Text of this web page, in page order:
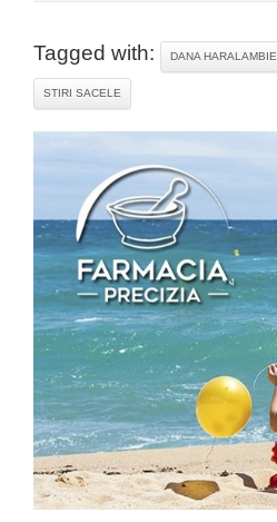
Tagged with: DANA HARALAMBIE
STIRI SACELE